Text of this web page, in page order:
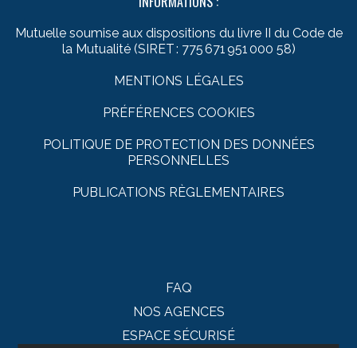
Mutuelle soumise aux dispositions du livre II du Code de
la Mutualité (SIRET : 775 671 951 000 58)
MENTIONS LÉGALES
PRÉFÉRENCES COOKIES
POLITIQUE DE PROTECTION DES DONNÉES
PERSONNELLES
PUBLICATIONS RÈGLEMENTAIRES
FAQ
NOS AGENCES
ESPACE SÉCURISÉ